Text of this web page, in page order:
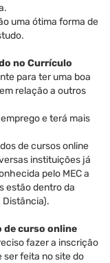
uma ótima forma de
no Currículo
para ter uma boa
relação a outros
e terá mais
de cursos online
instituições já
pelo MEC a
estão dentro da
Distância).
de curso online
fazer a inscrição
ser feita no site do